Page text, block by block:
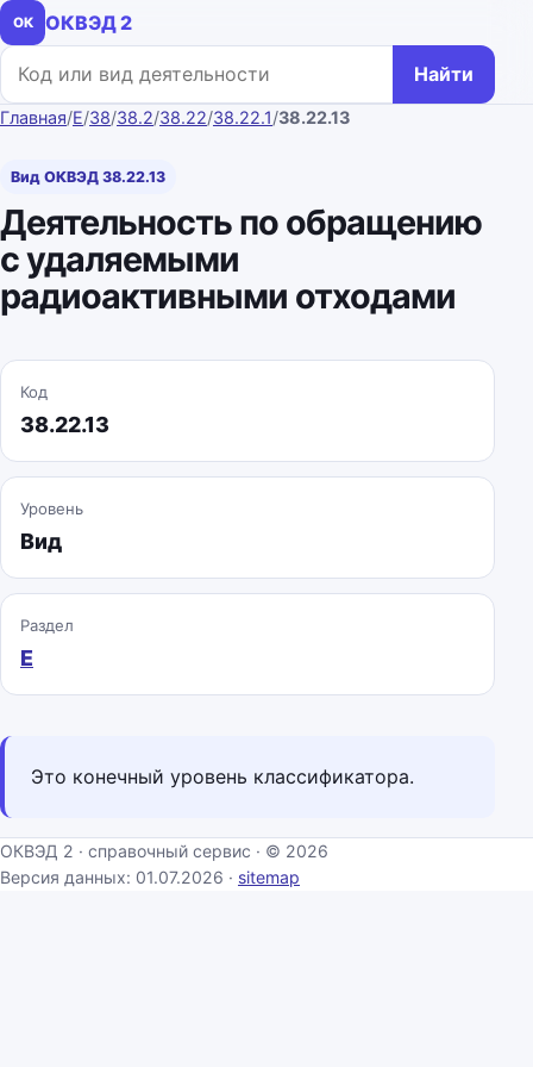
ОК
ОКВЭД 2
Поиск по коду или названию
Найти
Главная/E/38/38.2/38.22/38.22.1/38.22.13
Вид ОКВЭД 38.22.13
Деятельность по обращению
с удаляемыми
радиоактивными отходами
Код
38.22.13
Уровень
Вид
Раздел
E
Это конечный уровень классификатора.
ОКВЭД 2 · справочный сервис · © 2026
Версия данных: 01.07.2026 · sitemap